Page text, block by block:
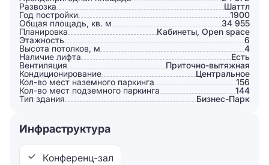
Развозка
Шаттл
Год постройки
1900
Общая площадь, кв. м
34 955
Планировка
Кабинеты, Open space
Этажность
6
Высота потолков, м
4
Наличие лифта
Есть
Вентиляция
Приточно-вытяжная
Кондиционирование
Центральное
Кол-во мест наземного паркинга
156
Кол-во мест подземного паркинга
144
Тип здания
Бизнес-Парк
Инфраструктура
Конференц-зал